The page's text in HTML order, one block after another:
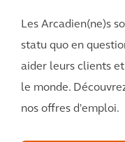
Les Arcadien(ne)s
statu quo en
aider leurs clients
le monde.
nos offres d'emploi.